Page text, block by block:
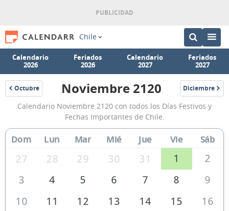
Chile
Calendario
2026
Feriados
2026
Calendario
2027
Feriados
2027
Octubre
2120
Calendario
Noviembre
2120
de
Chile
Noviembre 2120 Diciembre
2120
Calendario Noviembre 2120 con todos los Días Festivos y
Fechas Importantes de Chile.
Dom Lun Mar Mié Jue Vie Sáb
27 28 29 30 31 1
2
3
4 5 6 7 8
9
10
11 12 13 14 15
16